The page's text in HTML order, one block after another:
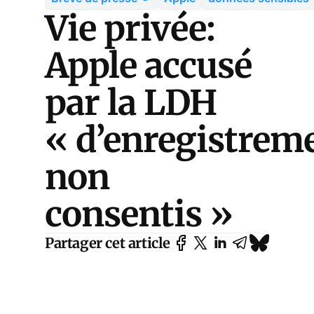
Vie privée:
Apple accusé
par la LDH
«
non
consentis »
Partager cet article